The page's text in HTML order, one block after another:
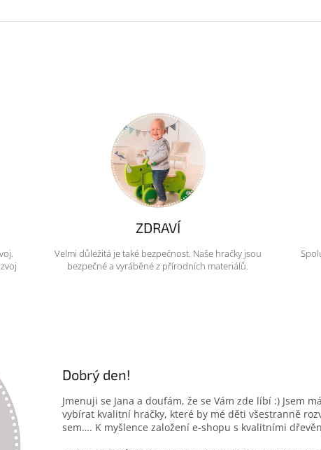
ZDRAVÍ
Velmi důležitá je také bezpečnost. Naše hračky jsou
bezpečné a vyráběné z přírodních materiálů.
Dobrý den!
Jmenuji se Jana a doufám, že se Vám zde líbí :) Jsem
vybírat kvalitní hračky, které by mé děti všestranně
sem…. K myšlence založení e-shopu s kvalitními